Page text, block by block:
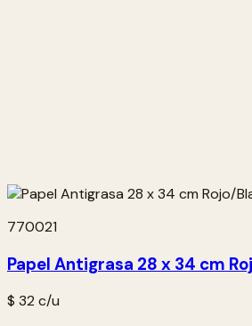
770021
Papel Antigrasa 28 x 34 cm
$ 32 c/u